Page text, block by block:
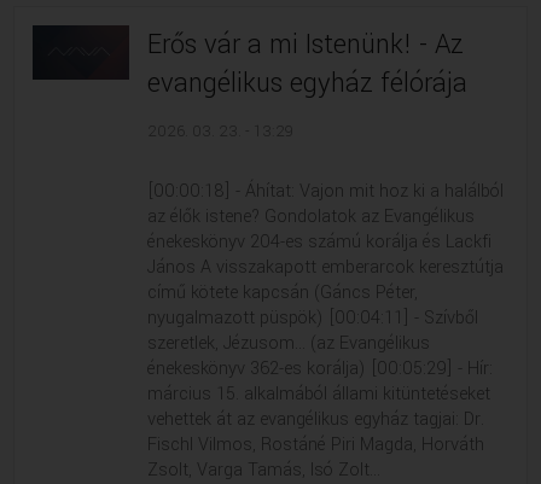
Erős vár a mi Istenünk! - Az
evangélikus egyház félórája
[00:00:18] - Áhítat: Vajon mit hoz ki a halálból
az élők istene? Gondolatok az Evangélikus
énekeskönyv 204-es számú korálja és Lackfi
János A visszakapott emberarcok keresztútja
című kötete kapcsán (Gáncs Péter,
nyugalmazott püspök) [00:04:11] - Szívből
szeretlek, Jézusom... (az Evangélikus
énekeskönyv 362-es korálja) [00:05:29] - Hír:
március 15. alkalmából állami kitüntetéseket
vehettek át az evangélikus egyház tagjai: Dr.
Fischl Vilmos, Rostáné Piri Magda, Horváth
Zsolt, Varga Tamás, Isó Zolt...